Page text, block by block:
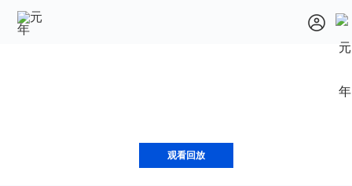
观看回放